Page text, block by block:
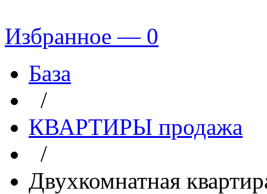
Избранное — 0
База
/
КВАРТИРЫ продажа
/
Двухкомнатная